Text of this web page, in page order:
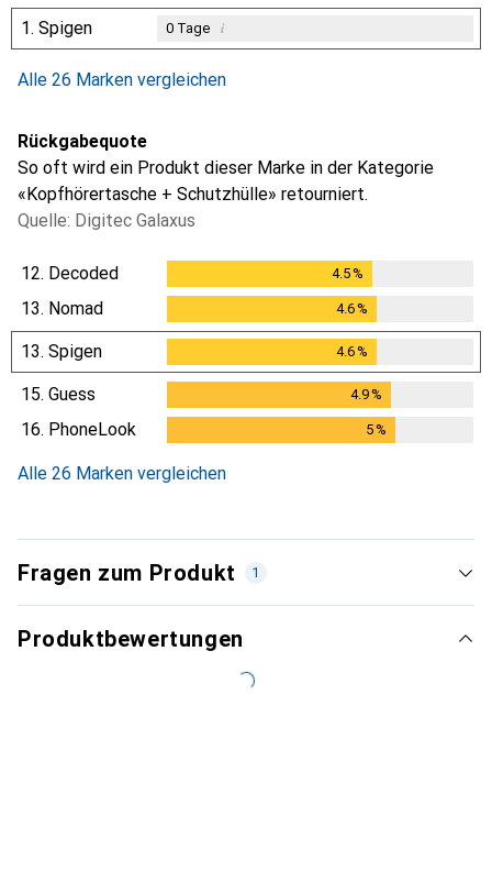
1. Spigen 0Tage i
Alle 26 Marken vergleichen
Rückgabequote
So oft wird ein Produkt dieser Marke in der Kategorie
«Kopfhörertasche + Schutzhülle» retourniert.
Quelle: Digitec Galaxus
12. Decoded 4.5%
13. Nomad 4.6%
13. Spigen 4.6%
15. Guess 4.9%
16. PhoneLook 5%
Alle 26 Marken vergleichen
Fragen zum Produkt 1
Produktbewertungen